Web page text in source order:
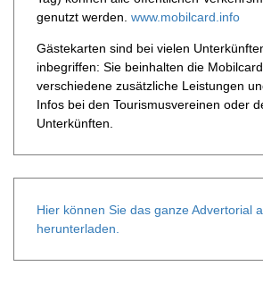
genutzt werden. www.mobilcard.info
Gästekarten sind bei vielen
inbegriffen: Sie beinhalten die
verschiedene zusätzliche Leistungen
Infos bei den Tourismusvereinen oder
Unterkünften.
Hier können Sie das ganze Advertorial
herunterladen.